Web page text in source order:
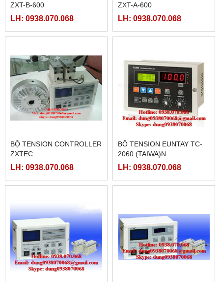
ZXT-B-600
LH: 0938.070.068
ZXT-A-600
LH: 0938.070.068
BỘ TENSION CONTROLLER
ZXTEC
LH: 0938.070.068
BỘ TENSION EUNTAY TC-
2060 (TAIWA)N
LH: 0938.070.068